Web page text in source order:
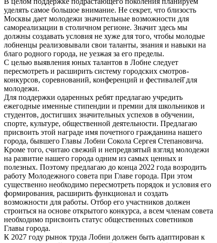
уделять самое большое внимание. Не секрет, что близость
Москвы дает молодежи значительные возможности для
самореализации в столичном регионе. Значит здесь мы
должны создавать условия не хуже для того, чтобы молодые
лобненцы реализовывали свои таланты, знания и навыки на
благо родного города, не уезжая за его пределы.
С целью выявления юных талантов в Лобне следует
пересмотреть и расширить систему городских смотров-
конкурсов, соревнований, конференций и фестивалей̆ для
молодежи.
Для поддержки одаренных ребят предлагаю учредить
ежегодные именные стипендии и премии для школьников и
студентов, достигших значительных успехов в обучении,
спорте, культуре, общественной деятельности. Предлагаю
присвоить этой награде имя почетного гражданина нашего
города, бывшего Главы Лобни Сокола Сергея Степановича.
Кроме того, считаю свежий и непредвзятый взгляд молодежи
на развитие нашего города одним из самых ценных и
полезных. Поэтому предлагаю до конца 2022 года возродить
работу Молодежного совета при Главе города. При этом
существенно необходимо пересмотреть порядок и условия его
формирования, расширить функционал и создать
возможности для работы. Отбор его участников должен
строиться на основе открытого конкурса, а всем членам совета
необходимо присвоить статус общественных советников
Главы города.
К 2027 году рынок труда Лобни должен быть адаптирован к